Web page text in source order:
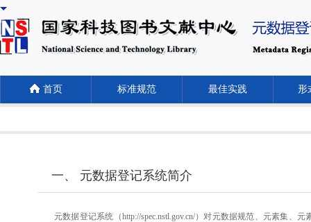
首页 标准规范 最佳实践 形
一、 元数据登记系统简介
元数据登记系统（http://spec.nstl.gov.cn/）对元数据规范、元素集